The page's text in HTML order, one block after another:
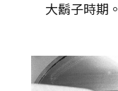
大鬍子時期。